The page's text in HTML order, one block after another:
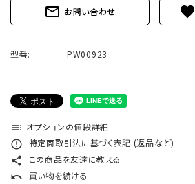
mail_outline お問い合わせ favorite
型番: PW00923
toc オプションの値段詳細
error_outline 特定商取引法に基づく表記 (返品など)
share この商品を友達に教える
undo 買い物を続ける